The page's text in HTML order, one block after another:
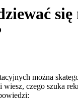
się
można
czego szuka